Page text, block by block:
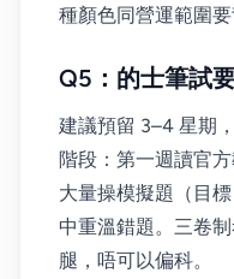
種顏色同營運範圍要
Q5：的士筆試
建議預留 3–4 星期
階段：第一週讀官
大量操模擬題（目
中重溫錯題。三卷
腿，唔可以偏科。